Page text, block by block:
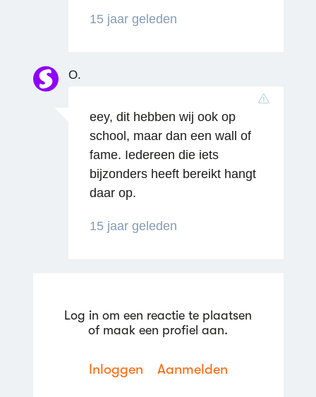
Reageren
Reageren
15 jaar geleden
O.
eey, dit hebben wij ook op
school, maar dan een wall of
fame. Iedereen die iets
bijzonders heeft bereikt hangt
daar op.
15 jaar geleden
Log in om een reactie te plaatsen
of maak een profiel aan.
Inloggen Aanmelden